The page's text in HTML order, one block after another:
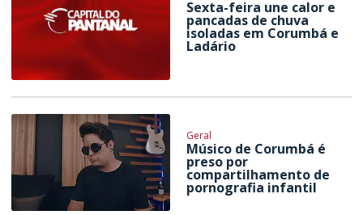
Sexta-feira une calor e
pancadas de chuva
isoladas em Corumbá e
Ladário
Geral
Músico de Corumbá é
preso por
compartilhamento de
pornografia infantil